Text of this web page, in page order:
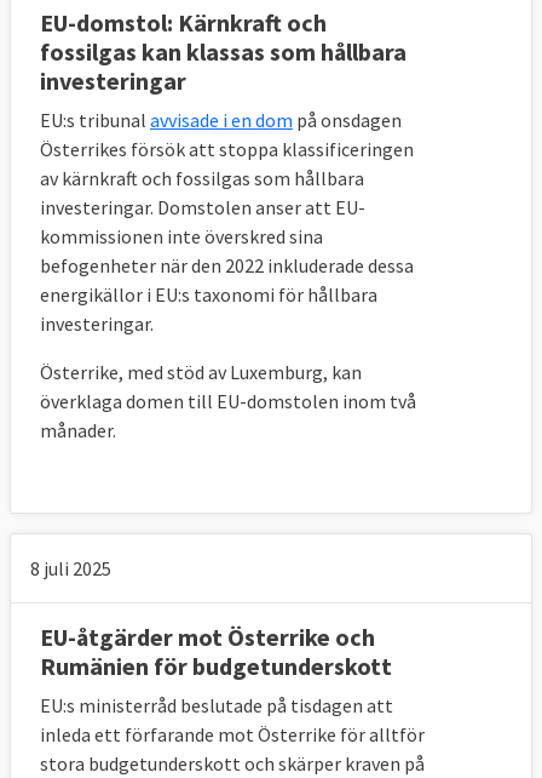
EU-domstol: Kärnkraft och
fossilgas kan klassas som hållbara
investeringar
EU:s tribunal avvisade i en dom på onsdagen
Österrikes försök att stoppa klassificeringen
av kärnkraft och fossilgas som hållbara
investeringar. Domstolen anser att EU-
kommissionen inte överskred sina
befogenheter när den 2022 inkluderade dessa
energikällor i EU:s taxonomi för hållbara
investeringar.
Österrike, med stöd av Luxemburg, kan
överklaga domen till EU-domstolen inom två
månader.
8 juli 2025
EU-åtgärder mot Österrike och
Rumänien för budgetunderskott
EU:s ministerråd beslutade på tisdagen att
inleda ett förfarande mot Österrike för alltför
stora budgetunderskott och skärper kraven på